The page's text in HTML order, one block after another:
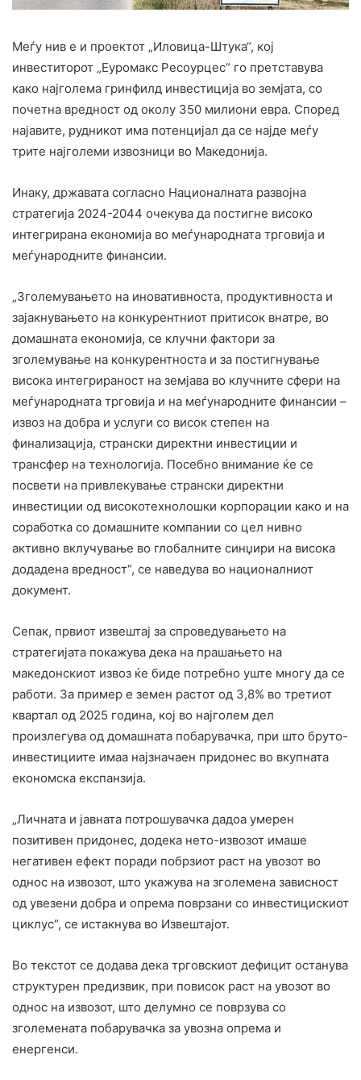
Меѓу нив е и проектот „Иловица-Штука“, кој
инвеститорот „Еуромакс Ресоурцес“ го претставува
како најголема гринфилд инвестиција во земјата, со
почетна вредност од околу 350 милиони евра. Според
најавите, рудникот има потенцијал да се најде меѓу
трите најголеми извозници во Македонија.
Инаку, државата согласно Националната развојна
стратегија 2024-2044 очекува да постигне високо
интегрирана економија во меѓународната трговија и
меѓународните финансии.
„Зголемувањето на иновативноста, продуктивноста и
зајакнувањето на конкурентниот притисок внатре, во
домашната економија, се клучни фактори за
зголемување на конкурентноста и за постигнување
висока интегрираност на земјава во клучните сфери на
меѓународната трговија и на меѓународните финансии –
извоз на добра и услуги со висок степен на
финализација, странски директни инвестиции и
трансфер на технологија. Посебно внимание ќе се
посвети на привлекување странски директни
инвестиции од високотехнолошки корпорации како и на
соработка со домашните компании со цел нивно
активно вклучување во глобалните синџири на висока
додадена вредност“, се наведува во националниот
документ.
Сепак, првиот извештај за спроведувањето на
стратегијата покажува дека на прашањето на
македонскиот извоз ќе биде потребно уште многу да се
работи. За пример е земен растот од 3,8% во третиот
квартал од 2025 година, кој во најголем дел
произлегува од домашната побарувачка, при што бруто-
инвестициите имаа најзначаен придонес во вкупната
економска експанзија.
„Личната и јавната потрошувачка дадоа умерен
позитивен придонес, додека нето-извозот имаше
негативен ефект поради побрзиот раст на увозот во
однос на извозот, што укажува на зголемена зависност
од увезени добра и опрема поврзани со инвестицискиот
циклус“, се истакнува во Извештајот.
Во текстот се додава дека трговскиот дефицит останува
структурен предизвик, при повисок раст на увозот во
однос на извозот, што делумно се поврзува со
зголемената побарувачка за увозна опрема и
енергенси.